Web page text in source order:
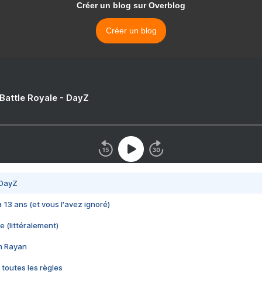
Créer un blog sur Overblog
Créer un blog
Royale - DayZ
13 ans (et vous l'avez ignoré)
(littéralement)
Rayan
toutes les règles